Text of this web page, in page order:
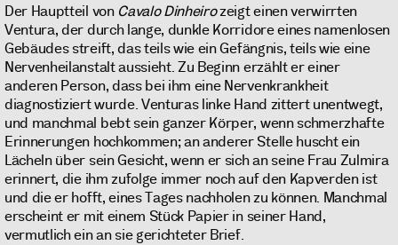
Der Hauptteil von Cavalo Dinheirozeigt einen verwirrten
Ventura, der durch lange, dunkle Korridore eines namenlosen
Gebäudes streift, das teils wie ein Gefängnis, teils wie eine
Nervenheilanstalt aussieht. Zu Beginn erzählt er einer
anderen Person, dass bei ihm eine Nervenkrankheit
diagnostiziert wurde. Venturas linke Hand zittert unentwegt,
und manchmal bebt sein ganzer Körper, wenn schmerzhafte
Erinnerungen hochkommen; an anderer Stelle huscht ein
Lächeln über sein Gesicht, wenn er sich an seine Frau Zulmira
erinnert, die ihm zufolge immer noch auf den Kapverden ist
und die er hofft, eines Tages nachholen zu können. Manchmal
erscheint er mit einem Stück Papier in seiner Hand,
vermutlich ein an sie gerichteter Brief.